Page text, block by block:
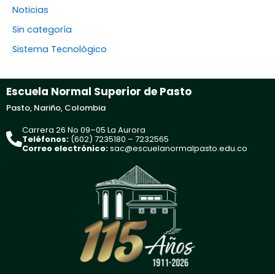
Noticias
Sin categoría
Sistema Tecnológico
Escuela Normal Superior de Pasto
Pasto, Nariño, Colombia
Carrera 26 No 09–05 La Aurora
Teléfonos: (602) 7235180 – 7232565
Correo electrónico:sac@escuelanormalpasto.edu.co